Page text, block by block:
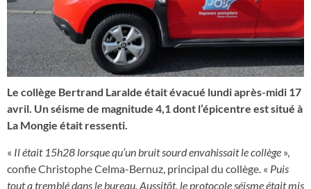
Le collège Bertrand Laralde était évacué lundi après-midi 17
avril. Un séisme de magnitude 4,1 dont l’épicentre est situé à
La Mongie était ressenti.
« Il était 15h28 lorsque qu’un bruit sourd envahissait le collège »,
confie Christophe Celma-Bernuz, principal du collège. « Puis
tout a tremblé dans le bureau. Aussitôt, le protocole séisme était mis